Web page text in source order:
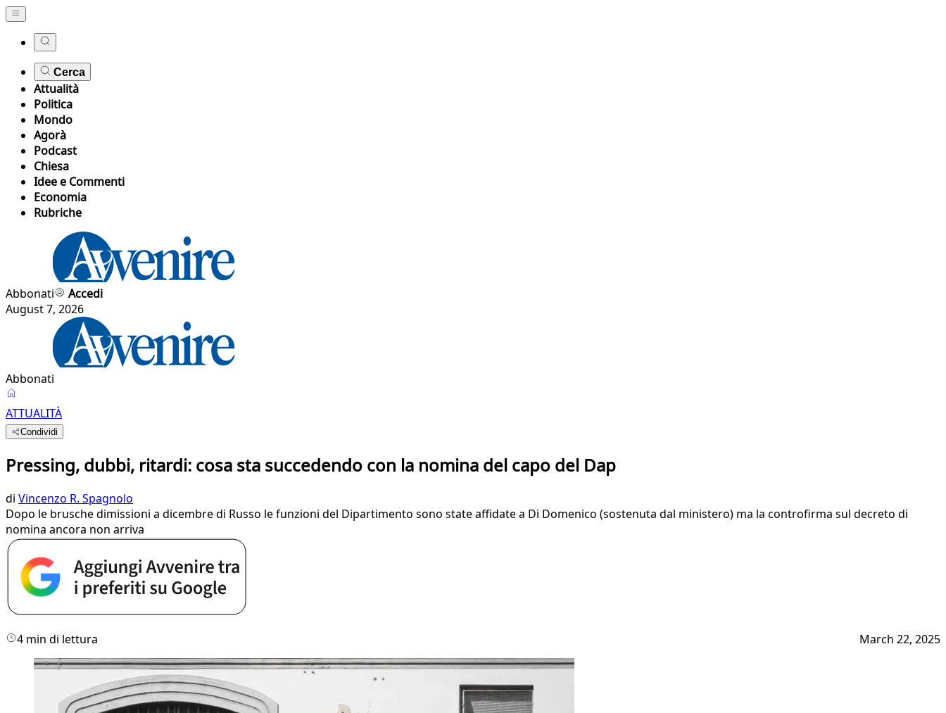
Cerca
Attualità
Politica
Mondo
Agorà
Podcast
Chiesa
Idee e Commenti
Economia
Rubriche
Abbonati
Accedi
August 7, 2026
Abbonati
ATTUALITÀ
Condividi
Pressing, dubbi, ritardi: cosa sta succedendo con la nomina del capo del Dap
di Vincenzo R. Spagnolo
Dopo le brusche dimissioni a dicembre di Russo le funzioni del Dipartimento sono state affidate a Di Domenico (sostenuta dal ministero) ma la controfirma sul decreto di
nomina ancora non arriva
4 min di lettura March 22, 2025